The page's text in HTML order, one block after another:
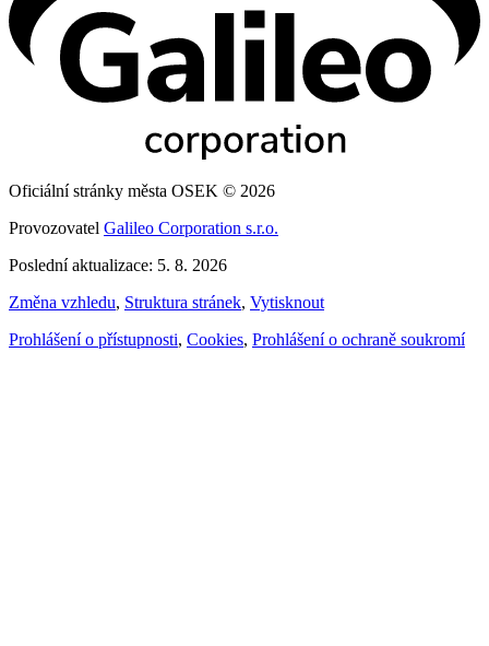
Oficiální stránky města OSEK © 2026
Provozovatel Galileo Corporation s.r.o.
Poslední aktualizace: 5. 8. 2026
Změna vzhledu, Struktura stránek, Vytisknout
Prohlášení o přístupnosti, Cookies, Prohlášení o ochraně soukromí